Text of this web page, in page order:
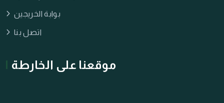
بوابة الخريجين
اتصل بنا
موقعنا على الخارطة